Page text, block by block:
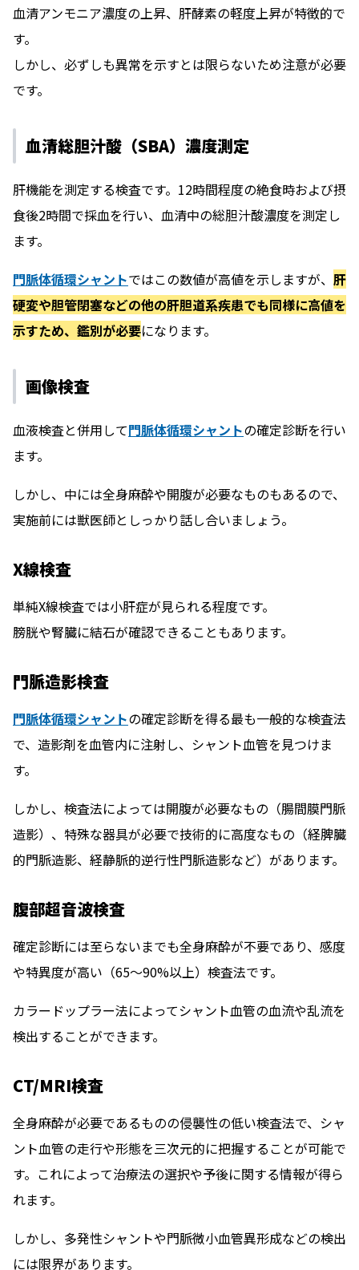
血清アンモニア濃度の上昇、肝酵素の軽度上昇が特徴的で
す。
しかし、必ずしも異常を示すとは限らないため注意が必要
です。
血清総胆汁酸（SBA）濃度測定
肝機能を測定する検査です。12時間程度の絶食時および摂
食後2時間で採血を行い、血清中の総胆汁酸濃度を測定し
ます。
門脈体循環シャントではこの数値が高値を示しますが、 肝
硬変や胆管閉塞などの他の肝胆道系疾患でも同様に高値を
示すため、鑑別が必要になります。
画像検査
血液検査と併用して門脈体循環シャントの確定診断を行い
ます。
しかし、中には全身麻酔や開腹が必要なものもあるので、
実施前には獣医師としっかり話し合いましょう。
X線検査
単純X線検査では小肝症が見られる程度です。
膀胱や腎臓に結石が確認できることもあります。
門脈造影検査
門脈体循環シャントの確定診断を得る最も一般的な検査法
で、造影剤を血管内に注射し、シャント血管を見つけま
す。
しかし、検査法によっては開腹が必要なもの（腸間膜門脈
造影）、特殊な器具が必要で技術的に高度なもの（経脾臓
的門脈造影、経静脈的逆行性門脈造影など）があります。
腹部超音波検査
確定診断には至らないまでも全身麻酔が不要であり、感度
や特異度が高い（65〜90%以上）検査法です。
カラードップラー法によってシャント血管の血流や乱流を
検出することができます。
CT/MRI検査
全身麻酔が必要であるものの侵襲性の低い検査法で、シャ
ント血管の走行や形態を三次元的に把握することが可能で
す。これによって治療法の選択や予後に関する情報が得ら
れます。
しかし、多発性シャントや門脈微小血管異形成などの検出
には限界があります。